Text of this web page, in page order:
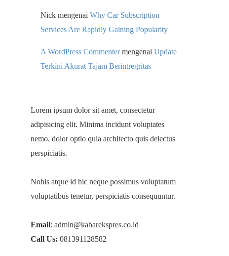
Nick mengenai Why Car Subscription
Services Are Rapidly Gaining Popularity
A WordPress Commentermengenai Update
Terkini Akurat Tajam Berintregritas
Lorem ipsum dolor sit amet, consectetur
adipisicing elit. Minima incidunt voluptates
nemo, dolor optio quia architecto quis delectus
perspiciatis.
Nobis atque id hic neque possimus voluptatum
voluptatibus tenetur, perspiciatis consequuntur.
Email: admin@kabarekspres.co.id
Call Us: 081391128582